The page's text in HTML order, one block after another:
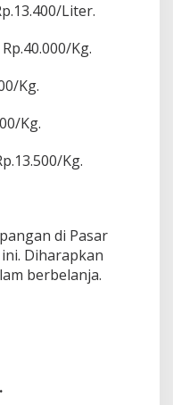
Liter.
Kg.
Kg.
Kg.
Kg.
di Pasar
Diharapkan
berbelanja.